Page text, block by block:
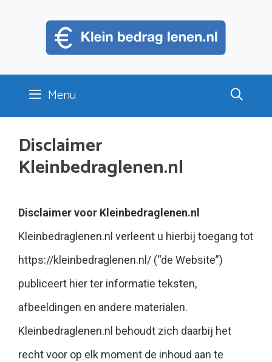
Menu
Disclaimer
Kleinbedraglenen.nl
Disclaimer voor Kleinbedraglenen.nl
Kleinbedraglenen.nl verleent u hierbij toegang tot
https://kleinbedraglenen.nl/ (“de Website”)
publiceert hier ter informatie teksten,
afbeeldingen en andere materialen.
Kleinbedraglenen.nl behoudt zich daarbij het
recht voor op elk moment de inhoud aan te